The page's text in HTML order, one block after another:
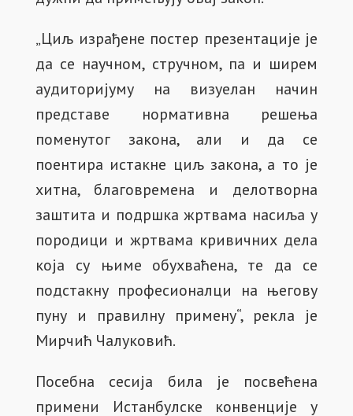
„Циљ израђене постер презентације је
да се научном, стручном, па и ширем
аудиторијуму на визуелан начин
представе нормативна решења
поменутог закона, али и да се
поентира истакне циљ закона, а то је
хитна, благовремена и делотворна
заштита и подршка жртвама насиља у
породици и жртвама кривичних дела
која су њиме обухваћена, те да се
подстакну професионалци на његову
пуну и правилну примену“, рекла је
Мирчић Чалуковић.
Посебна сесија била је посвећена
примени Истанбулске конвенције у